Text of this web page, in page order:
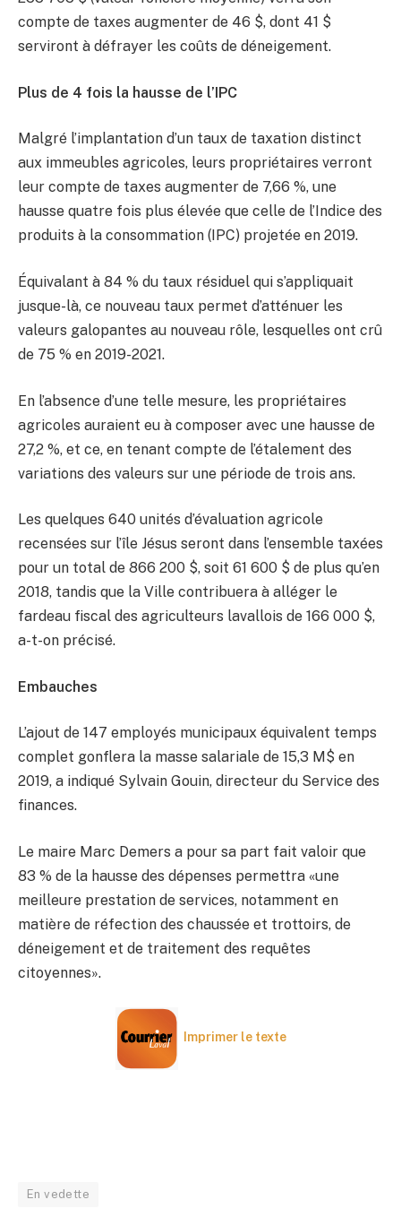
compte de taxes augmenter de 46 $, dont 41 $
serviront à défrayer les coûts de déneigement.
Plus de 4 fois la hausse de l’IPC
Malgré l’implantation d’un taux de taxation distinct
aux immeubles agricoles, leurs propriétaires verront
leur compte de taxes augmenter de 7,66 %, une
hausse quatre fois plus élevée que celle de l’Indice des
produits à la consommation (IPC) projetée en 2019.
Équivalant à 84 % du taux résiduel qui s’appliquait
jusque-là, ce nouveau taux permet d’atténuer les
valeurs galopantes au nouveau rôle, lesquelles ont crû
de 75 % en 2019-2021.
En l’absence d’une telle mesure, les propriétaires
agricoles auraient eu à composer avec une hausse de
27,2 %, et ce, en tenant compte de l’étalement des
variations des valeurs sur une période de trois ans.
Les quelques 640 unités d’évaluation agricole
recensées sur l’île Jésus seront dans l’ensemble taxées
pour un total de 866 200 $, soit 61 600 $ de plus qu’en
2018, tandis que la Ville contribuera à alléger le
fardeau fiscal des agriculteurs lavallois de 166 000 $,
a-t-on précisé.
Embauches
L’ajout de 147 employés municipaux équivalent temps
complet gonflera la masse salariale de 15,3 M$ en
2019, a indiqué Sylvain Gouin, directeur du Service des
finances.
Le maire Marc Demers a pour sa part fait valoir que
83 % de la hausse des dépenses permettra «une
meilleure prestation de services, notamment en
matière de réfection des chaussée et trottoirs, de
déneigement et de traitement des requêtes
citoyennes».
Imprimer le texte
En vedette